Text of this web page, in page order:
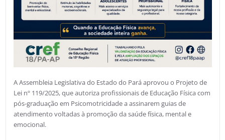
A Assembleia Legislativa do Estado do Pará aprovou o Projeto de
Lei nº 119/2025, que autoriza profissionais de Educação Física com
pós-graduação em Psicomotricidade a assinarem guias de
atendimento voltadas à promoção da saúde física, mental e
emocional.